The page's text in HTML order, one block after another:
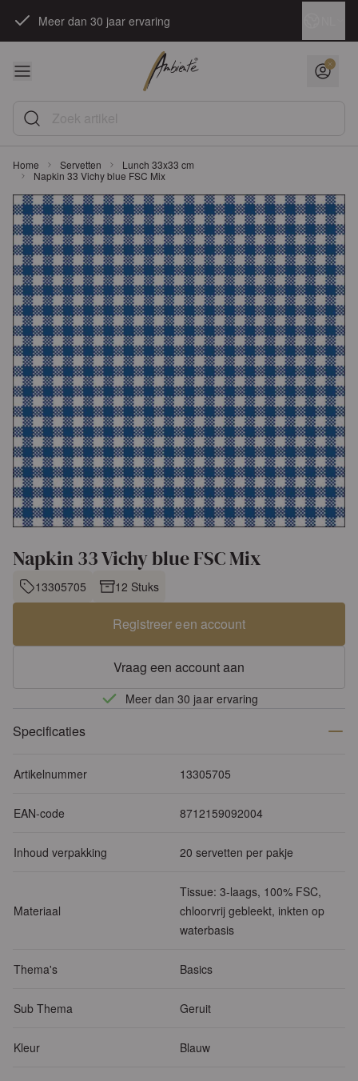
Meer dan 30 jaar ervaring
Zoek artikel
Home Servetten
Lunch 33x33 cm
Napkin 33 Vichy blue FSC Mix
Napkin 33 Vichy blue FSC Mix
13305705 12 Stuks
Registreer een account
Vraag een account aan
Meer dan 30 jaar ervaring
Specificaties
Artikelnummer 13305705
EAN-code 8712159092004
Inhoud verpakking 20 servetten per pakje
Materiaal
Tissue: 3-laags, 100% FSC,
chloorvrij gebleekt, inkten op
waterbasis
Thema's Basics
Sub Thema Geruit
Kleur Blauw